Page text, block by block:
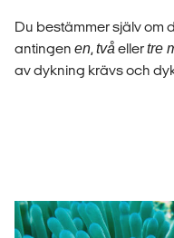
Du bestämmer själv om
antingen en,tvåellertre
av dykning krävs och